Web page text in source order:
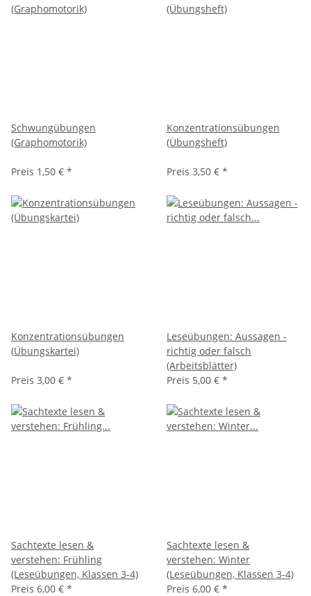
Schwungübungen
(Graphomotorik)
Preis 1,50 € *
Konzentrationsübungen
(Übungsheft)
Preis 3,50 € *
Konzentrationsübungen
(Übungskartei)
Preis 3,00 € *
Leseübungen: Aussagen -
richtig oder falsch
(Arbeitsblätter)
Preis 5,00 € *
Sachtexte lesen &
verstehen: Frühling
(Leseübungen, Klassen 3-4)
Preis 6,00 € *
Sachtexte lesen &
verstehen: Winter
(Leseübungen, Klassen 3-4)
Preis 6,00 € *